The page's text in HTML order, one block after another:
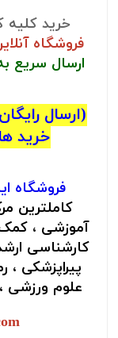
خرید
فروشگاه
ارسال سریع
(ارسال
خرید های
فروشگاه
کاملترین
آموزشی ،
کارشناسی
پیراپزشکی ،
علوم ورزشی